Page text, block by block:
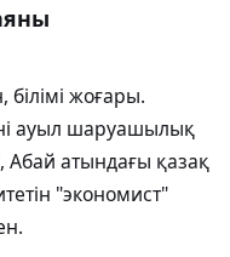
жоғары.
ауыл шаруашылық
атындағы қазақ
"экономист"